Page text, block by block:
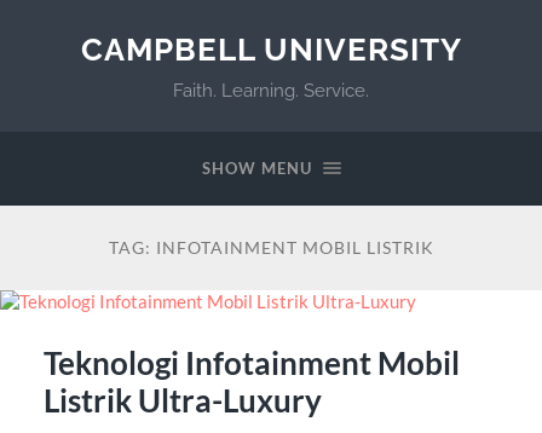
CAMPBELL UNIVERSITY
Faith. Learning. Service.
SHOW MENU
TAG: INFOTAINMENT MOBIL LISTRIK
Teknologi Infotainment Mobil
Listrik Ultra-Luxury